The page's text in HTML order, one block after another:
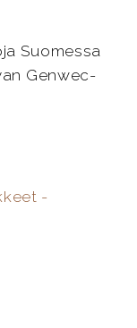
Suomessa
Genwec-
-